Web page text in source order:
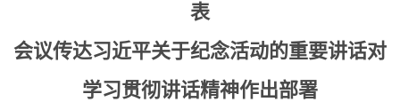
表
会议传达习近平关于纪念活动的重要讲话对
学习贯彻讲话精神作出部署